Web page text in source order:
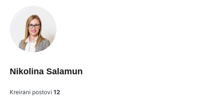
Nikolina Salamun
Kreirani postovi 12